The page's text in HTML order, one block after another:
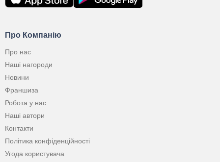
Про Компанію
Про нас
Наші нагороди
Новини
Франшиза
Робота у нас
Наші автори
Контакти
Політика конфіденційності
Угода користувача